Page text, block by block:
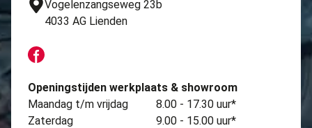
Vogelenzangseweg 23b
4033 AG Lienden
Openingstijden werkplaats & showroom
Maandag t/m vrijdag
8.00 - 17.30 uur*
Zaterdag
9.00 - 15.00 uur*